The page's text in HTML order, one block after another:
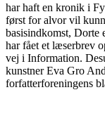
har haft en kronik i
først for alvor vil
basisindkomst,
har fået et læserbrev
vej i Information.
kunstner Eva Gro
forfatterforeningens